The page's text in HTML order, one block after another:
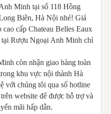
Minh tại số 118 Hồng
Biên, Hà Nội nhé! Giá
cấp Chateau Belles Eaux
tại Rượu Ngoại Anh Minh chỉ
còn nhận giao hàng toàn
khu vực nội thành Hà
với chúng tôi qua số hotline
website để được hỗ trợ và
mãi hấp dẫn.